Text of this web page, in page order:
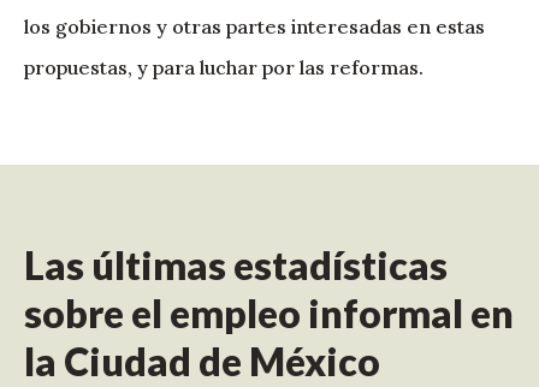
los gobiernos y otras partes interesadas en estas
propuestas, y para luchar por las reformas.
Las últimas estadísticas
sobre el empleo informal en
la Ciudad de México